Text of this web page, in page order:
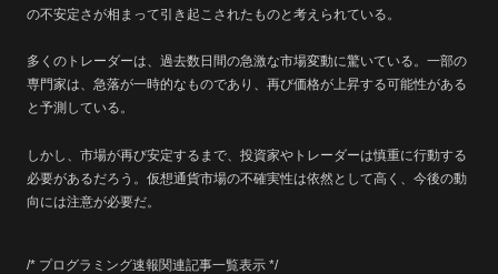
の不安定さが相まって引き起こされたものと考えられている。
多くのトレーダーは、過去数日間の急激な市場変動に驚いている。一部の
専門家は、急落が一時的なものであり、再び価格が上昇する可能性がある
と予測している。
しかし、市場が再び安定するまで、投資家やトレーダーは慎重に行動する
必要があるだろう。仮想通貨市場の不確実性は依然として高く、今後の動
向には注意が必要だ。
/* プログラミング速報関連記事一覧表示 */